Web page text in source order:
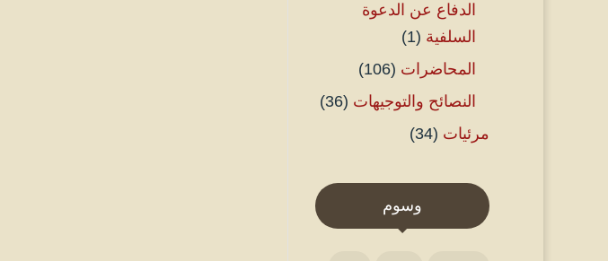
الدفاع عن الدعوة
السلفية (1)
المحاضرات (106)
النصائح والتوجيهات (36)
مرئيات (34)
وسوم